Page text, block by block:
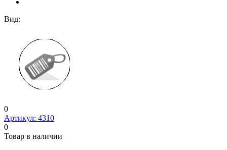
Вид:
0
Артикул: 4310
0
Товар в наличии